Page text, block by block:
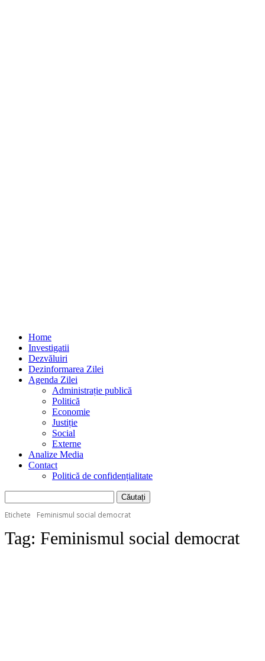
Home
Investigatii
Dezvăluiri
Dezinformarea Zilei
Agenda Zilei
Administrație publică
Politică
Economie
Justiție
Social
Externe
Analize Media
Contact
Politică de confidențialitate
Etichete Feminismul social democrat
Tag: Feminismul social democrat